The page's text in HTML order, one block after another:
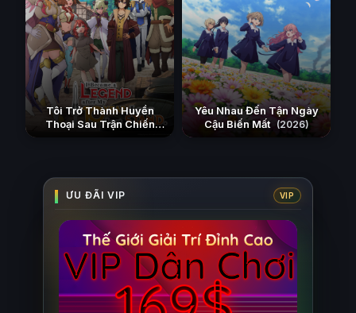
Tôi Trở Thành Huyền
Thoại Sau Trận Chiến
Yêu Nhau Đến Tận Ngày
Cậu Biến Mất (2026)